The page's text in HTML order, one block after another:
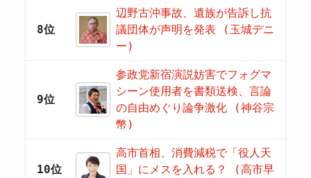
8位
辺野古沖事故、遺族が告訴し抗
議団体が声明を発表 (玉城デニ
ー)
9位
参政党新宿演説妨害でフォグマ
シーン使用者を書類送検、言論
の自由めぐり論争激化 (神谷宗
幣)
10位
高市首相、消費減税で「役人天
国」にメスを入れる？ (高市早